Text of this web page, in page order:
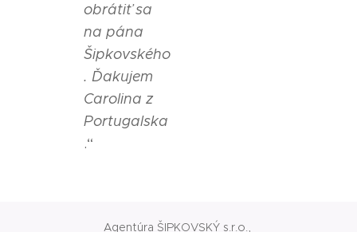
obrátiť sa
na pána
Šipkovského
. Ďakujem
Carolina z
Portugalska
.“
Agentúra ŠIPKOVSKÝ s.r.o.,